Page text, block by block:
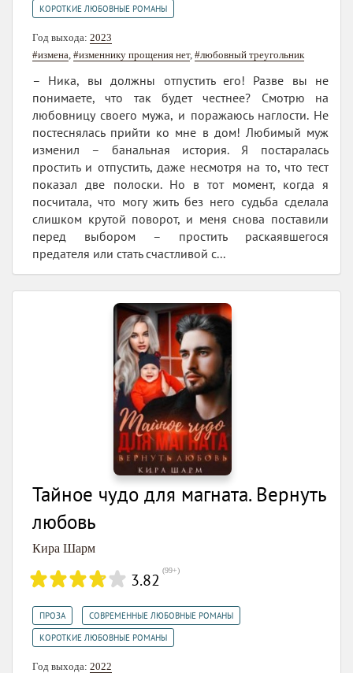
КОРОТКИЕ ЛЮБОВНЫЕ РОМАНЫ
Год выхода: 2023
#измена #изменнику прощения нет, #любовный треугольник
– Ника, вы должны отпустить его! Разве вы не
понимаете, что так будет честнее? Смотрю на
любовницу своего мужа, и поражаюсь наглости. Не
постеснялась прийти ко мне в дом! Любимый муж
изменил – банальная история. Я постаралась
простить и отпустить, даже несмотря на то, что тест
показал две полоски. Но в тот момент, когда я
посчитала, что могу жить без него судьба сделала
слишком крутой поворот, и меня снова поставили
перед выбором – простить раскаявшегося
предателя или стать счастливой с...
Тайное чудо для магната. Вернуть
любовь
Кира Шарм
3.82 (99+)
ПРОЗА СОВРЕМЕННЫЕ ЛЮБОВНЫЕ РОМАНЫ
КОРОТКИЕ ЛЮБОВНЫЕ РОМАНЫ
Год выхода: 2022